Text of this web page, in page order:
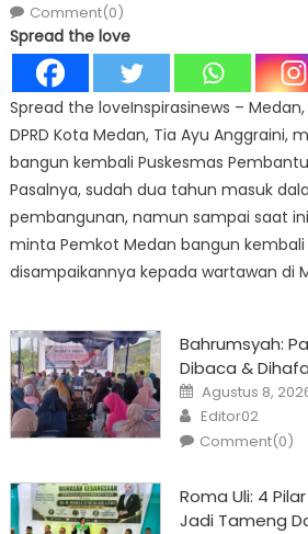
Comment(0)
Spread the love
Spread the loveInspirasinews –
DPRD Kota Medan, Tia Ayu Anggraini,
bangun kembali Puskesmas
Pasalnya, sudah dua tahun masuk
pembangunan, namun sampai saat
minta Pemkot Medan bangun kembali
disampaikannya kepada wartawan di
Bahrumsyah:
Dibaca &
Posted
on
Agustus 8,
Author
Editor02
Comment(0)
Roma Uli: 4
Jadi Tameng